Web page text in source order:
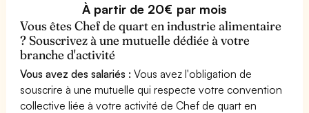
À partir de 20€ par mois
Vous êtes Chef de quart en industrie alimentaire
? Souscrivez à une mutuelle dédiée à votre
branche d'activité
Vous avez des salariés : Vous avez l'obligation de
souscrire à une mutuelle qui respecte votre convention
collective liée à votre activité de Chef de quart en